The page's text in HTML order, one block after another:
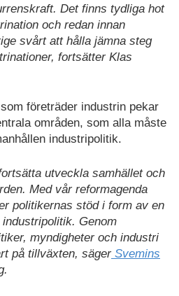
Det finns tydliga hot
och redan innan
svårt att hålla jämna steg
fortsätter Klas
företräder industrin pekar
områden, som alla måste
industripolitik.
utveckla samhället och
Med vår reformagenda
politikernas stöd i form av en
Genom
myndigheter och industri
på tillväxten, sägerSvemins